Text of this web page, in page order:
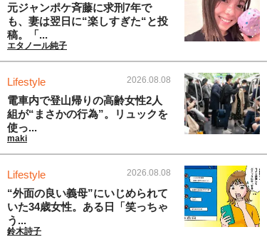
元ジャンポケ斉藤に求刑7年で
も、妻は翌日に“楽しすぎた“と投
稿。「...
エタノール純子
Lifestyle 2026.08.08
電車内で登山帰りの高齢女性2人
組が“まさかの行為”。リュックを
使っ...
maki
Lifestyle 2026.08.08
“外面の良い義母”にいじめられて
いた34歳女性。ある日「笑っちゃ
う...
鈴木詩子